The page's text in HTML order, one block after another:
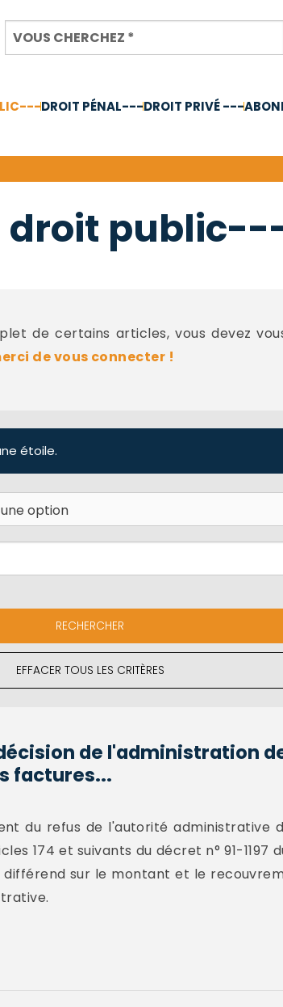
DROIT PÉNAL---DROIT PRIVÉ ---
de certains articles, vous devez
de vous connecter !
étoile.
EFFACER TOUS LES CRITÈRES
de l'administration
factures...
du refus de l'autorité administrative
174 et suivants du décret n° 91-1197
sur le montant et le